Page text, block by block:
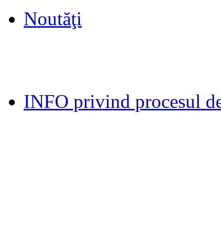
Noutăţi
INFO privind procesul